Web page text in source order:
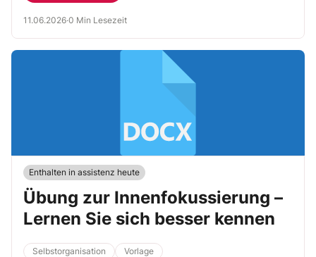
11.06.2026·0 Min Lesezeit
Enthalten in assistenz heute
Übung zur Innenfokussierung –
Lernen Sie sich besser kennen
Selbstorganisation Vorlage